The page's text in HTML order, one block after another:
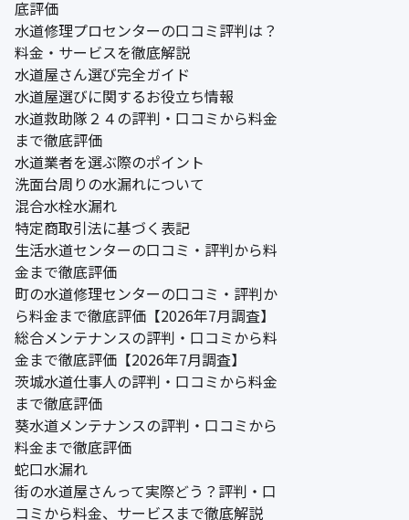
底評価
水道修理プロセンターの口コミ評判は？
料金・サービスを徹底解説
水道屋さん選び完全ガイド
水道屋選びに関するお役立ち情報
水道救助隊２４の評判・口コミから料金
まで徹底評価
水道業者を選ぶ際のポイント
洗面台周りの水漏れについて
混合水栓水漏れ
特定商取引法に基づく表記
生活水道センターの口コミ・評判から料
金まで徹底評価
町の水道修理センターの口コミ・評判か
ら料金まで徹底評価【2026年7月調査】
総合メンテナンスの評判・口コミから料
金まで徹底評価【2026年7月調査】
茨城水道仕事人の評判・口コミから料金
まで徹底評価
葵水道メンテナンスの評判・口コミから
料金まで徹底評価
蛇口水漏れ
街の水道屋さんって実際どう？評判・口
コミから料金、サービスまで徹底解説